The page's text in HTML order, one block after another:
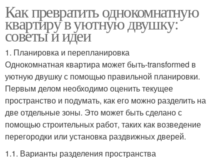
Как превратить однокомнатную
квартиру в уютную двушку:
советы и идеи
1. Планировка и перепланировка
Однокомнатная квартира может быть-transformed в
уютную двушку с помощью правильной планировки.
Первым делом необходимо оценить текущее
пространство и подумать, как его можно разделить на
две отдельные зоны. Это может быть сделано с
помощью строительных работ, таких как возведение
перегородки или установка раздвижных дверей.
1.1. Варианты разделения пространства